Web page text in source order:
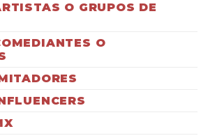
O GRUPOS DE
O